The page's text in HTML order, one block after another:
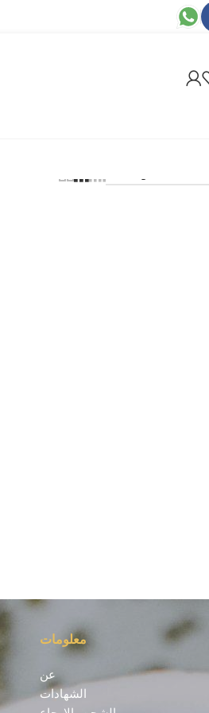
معلومات
عن
الشهادات